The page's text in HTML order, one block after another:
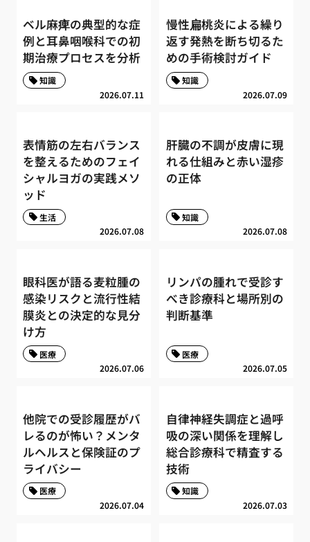
ベル麻痺の典型的な症
例と耳鼻咽喉科での初
期治療プロセスを分析
2026.07.11
知識
慢性扁桃炎による繰り
返す発熱を断ち切るた
めの手術検討ガイド
2026.07.09
知識
表情筋の左右バランス
を整えるためのフェイ
シャルヨガの実践メソ
ッド
2026.07.08
生活
肝臓の不調が皮膚に現
れる仕組みと赤い湿疹
の正体
2026.07.08
知識
眼科医が語る麦粒腫の
感染リスクと流行性結
膜炎との決定的な見分
け方
2026.07.06
医療
リンパの腫れで受診す
べき診療科と場所別の
判断基準
2026.07.05
医療
他院での受診履歴がバ
レるのが怖い？メンタ
ルヘルスと保険証のプ
ライバシー
2026.07.04
医療
自律神経失調症と過呼
吸の深い関係を理解し
総合診療科で精査する
技術
2026.07.03
知識